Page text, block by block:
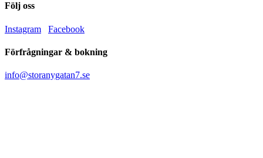
Följ oss
Instagram Facebook
Förfrågningar & bokning
info@storanygatan7.se